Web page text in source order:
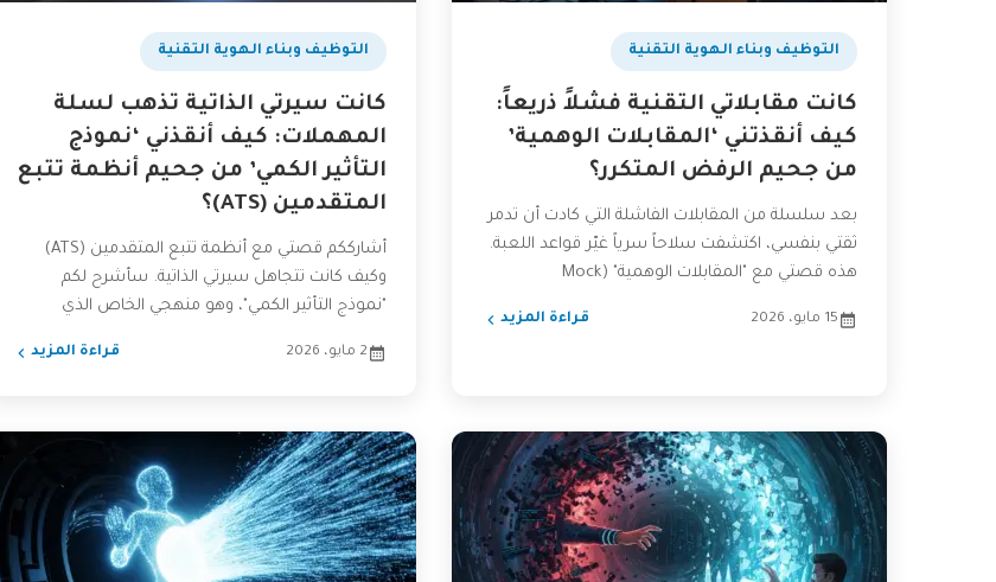
التوظيف وبناء الهوية التقنية
كانت مقابلاتي التقنية فشلاً ذريعاً:
كيف أنقذتني ‘المقابلات الوهمية’
من جحيم الرفض المتكرر؟
بعد سلسلة من المقابلات الفاشلة التي كادت أن تدمر
ثقتي بنفسي، اكتشفت سلاحاً سرياً غيّر قواعد اللعبة.
هذه قصتي مع "المقابلات الوهمية" (Mock
15 مايو، 2026 قراءة المزيد
التوظيف وبناء الهوية التقنية
كانت سيرتي الذاتية تذهب لسلة
المهملات: كيف أنقذني ‘نموذج
التأثير الكمي’ من جحيم أنظمة تتبع
المتقدمين (ATS)؟
أشارككم قصتي مع أنظمة تتبع المتقدمين (ATS)
وكيف كانت تتجاهل سيرتي الذاتية. سأشرح لكم
"نموذج التأثير الكمي"، وهو منهجي الخاص الذي
2 مايو، 2026 قراءة المزيد